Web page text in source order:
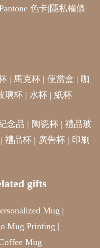
色卡| 隱私權條
| 馬克杯 | 便當盒 | 咖
璃杯 | 水杯 | 紙杯
念品 | 陶瓷杯 | 禮品玻
| 禮品杯 | 廣告杯 | 印刷
gifts
Mug |
Mug Printing |
Mug